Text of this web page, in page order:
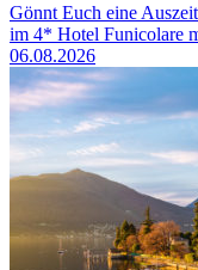
Gönnt Euch eine
im 4* Hotel Funicolare
06.08.2026